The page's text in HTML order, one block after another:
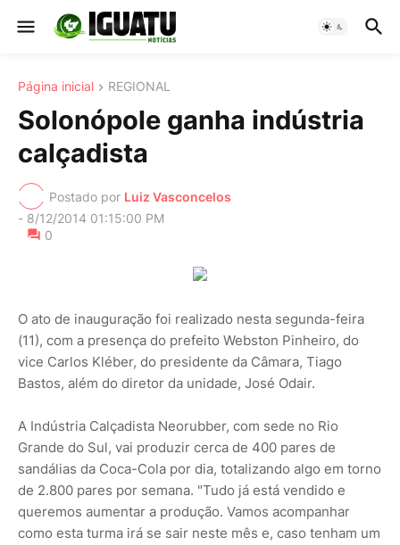
Página inicial REGIONAL
Solonópole ganha indústria
calçadista
Postado por Luiz Vasconcelos
- 8/12/2014 01:15:00 PM
0
O ato de inauguração foi realizado nesta segunda-feira
(11), com a presença do prefeito Webston Pinheiro, do
vice Carlos Kléber, do presidente da Câmara, Tiago
Bastos, além do diretor da unidade, José Odair.
A Indústria Calçadista Neorubber, com sede no Rio
Grande do Sul, vai produzir cerca de 400 pares de
sandálias da Coca-Cola por dia, totalizando algo em torno
de 2.800 pares por semana. "Tudo já está vendido e
queremos aumentar a produção. Vamos acompanhar
como esta turma irá se sair neste mês e, caso tenham um